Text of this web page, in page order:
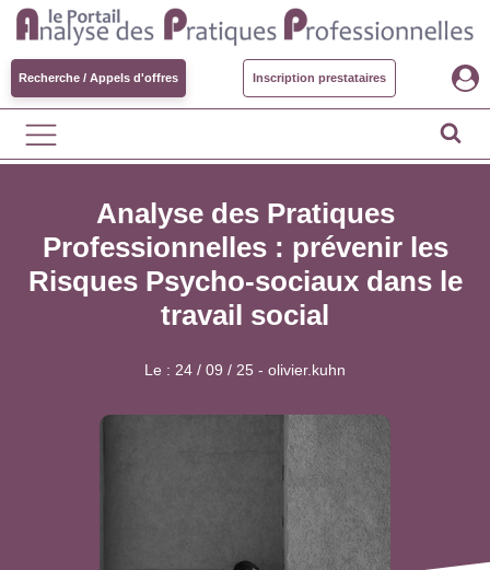
Recherche / Appels d'offres Inscription prestataires
Analyse des Pratiques
Professionnelles : prévenir les
Risques Psycho-sociaux dans le
travail social
Le : 24 / 09 / 25 - olivier.kuhn